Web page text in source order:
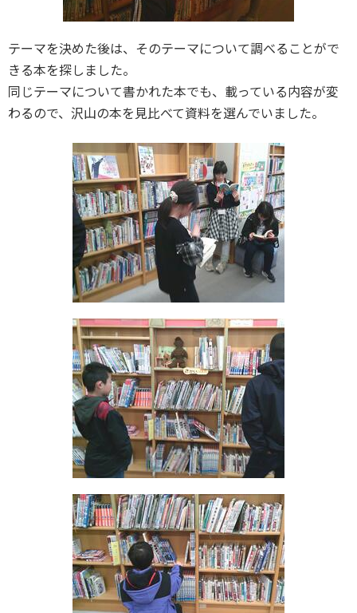
テーマを決めた後は、そのテーマについて調べることがで
きる本を探しました。
同じテーマについて書かれた本でも、載っている内容が変
わるので、沢山の本を見比べて資料を選んでいました。